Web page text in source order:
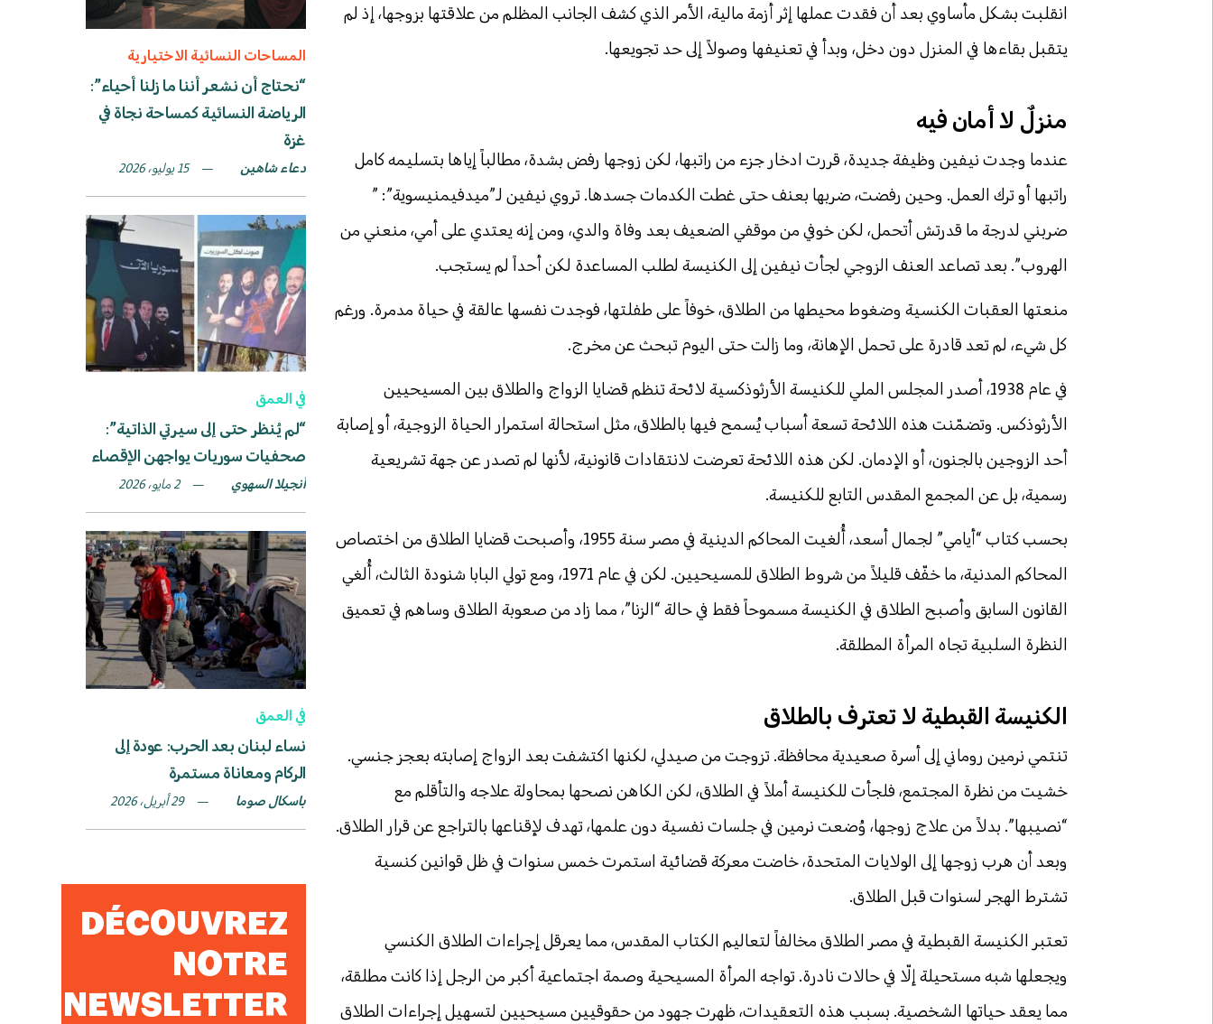
انقلبت بشكل مأساوي بعد أن فقدت عملها إثر أزمة مالية، الأمر الذي كشف الجانب المظلم من علاقتها بزوجها، إذ لم
يتقبل بقاءها في المنزل دون دخل، وبدأ في تعنيفها وصولاً إلى حد تجويعها.
منزلٌ لا أمان فيه
عندما وجدت نيفين وظيفة جديدة، قررت ادخار جزء من راتبها، لكن زوجها رفض بشدة، مطالباً إياها بتسليمه كامل
راتبها أو ترك العمل. وحين رفضت، ضربها بعنف حتى غطت الكدمات جسدها. تروي نيفين لـ”ميدفيمنيسوية”: ”
ضربني لدرجة ما قدرتش أتحمل، لكن خوفي من موقفي الضعيف بعد وفاة والدي، ومن إنه يعتدي على أمي، منعني من
الهروب”. بعد تصاعد العنف الزوجي لجأت نيفين إلى الكنيسة لطلب المساعدة لكن أحداً لم يستجب.
منعتها العقبات الكنسية وضغوط محيطها من الطلاق، خوفاً على طفلتها، فوجدت نفسها عالقة في حياة مدمرة. ورغم
كل شيء، لم تعد قادرة على تحمل الإهانة، وما زالت حتى اليوم تبحث عن مخرج.
في عام 1938، أصدر المجلس الملي للكنيسة الأرثوذكسية لائحة تنظم قضايا الزواج والطلاق بين المسيحيين
الأرثوذكس. وتضمّنت هذه اللائحة تسعة أسباب يُسمح فيها بالطلاق، مثل استحالة استمرار الحياة الزوجية، أو إصابة
أحد الزوجين بالجنون، أو الإدمان. لكن هذه اللائحة تعرضت لانتقادات قانونية، لأنها لم تصدر عن جهة تشريعية
رسمية، بل عن المجمع المقدس التابع للكنيسة.
بحسب كتاب “أيامي” لجمال أسعد، أُلغيت المحاكم الدينية في مصر سنة 1955، وأصبحت قضايا الطلاق من اختصاص
المحاكم المدنية، ما خفّف قليلاً من شروط الطلاق للمسيحيين. لكن في عام 1971، ومع تولي البابا شنودة الثالث، أُلغي
القانون السابق وأصبح الطلاق في الكنيسة مسموحاً فقط في حالة “الزنا”، مما زاد من صعوبة الطلاق وساهم في تعميق
النظرة السلبية تجاه المرأة المطلقة.
الكنيسة القبطية لا تعترف بالطلاق
تنتمي نرمين روماني إلى أسرة صعيدية محافظة. تزوجت من صيدلي، لكنها اكتشفت بعد الزواج إصابته بعجز جنسي.
خشيت من نظرة المجتمع، فلجأت للكنيسة أملاً في الطلاق، لكن الكاهن نصحها بمحاولة علاجه والتأقلم مع
“نصيبها”. بدلاً من علاج زوجها، وُضعت نرمين في جلسات نفسية دون علمها، تهدف لإقناعها بالتراجع عن قرار الطلاق.
وبعد أن هرب زوجها إلى الولايات المتحدة، خاضت معركة قضائية استمرت خمس سنوات في ظل قوانين كنسية
تشترط الهجر لسنوات قبل الطلاق.
تعتبر الكنيسة القبطية في مصر الطلاق مخالفاً لتعاليم الكتاب المقدس، مما يعرقل إجراءات الطلاق الكنسي
ويجعلها شبه مستحيلة إلّا في حالات نادرة. تواجه المرأة المسيحية وصمة اجتماعية أكبر من الرجل إذا كانت مطلقة،
مما يعقد حياتها الشخصية. بسبب هذه التعقيدات، ظهرت جهود من حقوقيين مسيحيين لتسهيل إجراءات الطلاق
المساحات النسائية الاختيارية
“نحتاج أن نشعر أننا ما زلنا أحياء”:
الرياضة النسائية كمساحة نجاة في
غزة
دعاء شاهين 15 يوليو، 2026
في العمق
“لم يُنظر حتى إلى سيرتي الذاتية”:
صحفيات سوريات يواجهن الإقصاء
آنجيلا السهوي 2 مايو، 2026
في العمق
نساء لبنان بعد الحرب: عودة إلى
الركام ومعاناة مستمرة
باسكال صوما 29 أبريل، 2026
DÉCOUVREZ
NOTRE
NEWSLETTER